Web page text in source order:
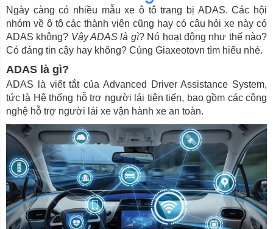
Ngày càng có nhiều mẫu xe ô tô trang bị ADAS. Các hội
nhóm về ô tô các thành viên cũng hay có câu hỏi xe này có
ADAS không? Vậy ADAS là gì? Nó hoạt động như thế nào?
Có đáng tin cậy hay không? Cùng Giaxeotovn tìm hiểu nhé.
ADAS là gì?
ADAS là viết tắt của Advanced Driver Assistance System,
tức là Hệ thống hỗ trợ người lái tiên tiến, bao gồm các công
nghệ hỗ trợ người lái xe vận hành xe an toàn.